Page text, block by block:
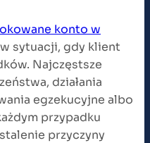
konto w
sytuacji, gdy klient
Najczęstsze
działania
egzekucyjne albo
przypadku
przyczyny